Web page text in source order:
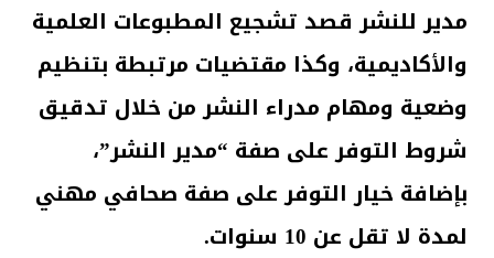
مدير للنشر قصد تشجيع المطبوعات العلمية
والأكاديمية، وكذا مقتضيات مرتبطة بتنظيم
وضعية ومهام مدراء النشر من خلال تدقيق
شروط التوفر على صفة “مدير النشر”،
بإضافة خيار التوفر على صفة صحافي مهني
لمدة لا تقل عن 10 سنوات.